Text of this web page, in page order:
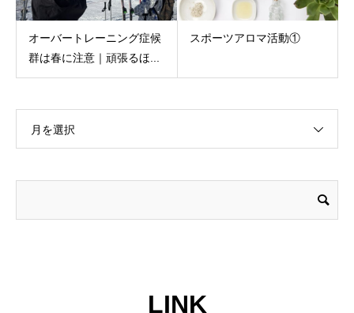
オーバートレーニング症候
群は春に注意｜頑張るほ...
スポーツアロマ活動①
月を選択
LINK